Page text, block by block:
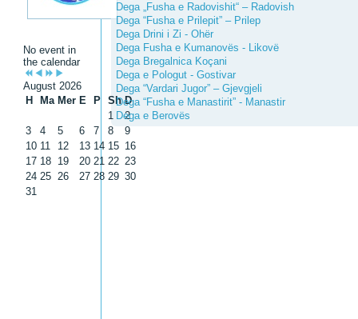
No event in
the calendar
August 2026
H
Ma Mer E P Sh D
1
2
3
4 5 6 7 8
9
10 11 12 13 14 15 16
17 18 19 20 21 22 23
24 25 26 27 28 29 30
31
Dega „Fusha e Radovishit“ – Radovish
Dega “Fusha e Prilepit” – Prilep
Dega Drini i Zi - Ohër
Dega Fusha e Kumanovës - Likovë
Dega Bregalnica Koçani
Dega e Pologut - Gostivar
Dega “Vardari Jugor” – Gjevgjeli
Dega “Fusha e Manastirit” - Manastir
Dega e Berovës